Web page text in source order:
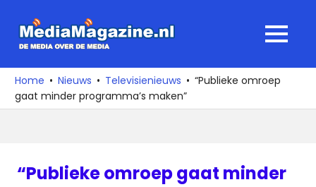
naar
media
over
de
MENU
Home Nieuws Televisienieuws
“Publieke omroep
gaat minder programma’s maken”
“Publieke omroep gaat minder